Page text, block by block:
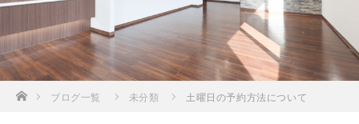
ホームブログ一覧 未分類 土曜日の予約方法について